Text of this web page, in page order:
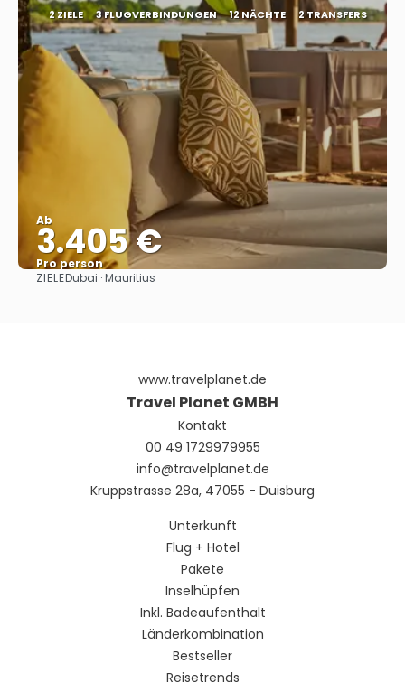
2 ZIELE 3 FLUGVERBINDUNGEN 12 NÄCHTE 2 TRANSFERS
Ab
3.405 €
Pro person
ZIELEDubai · Mauritius
www.travelplanet.de
Travel Planet GMBH
Kontakt
00 49 1729979955
info@travelplanet.de
Kruppstrasse 28a, 47055 - Duisburg
Unterkunft
Flug + Hotel
Pakete
Inselhüpfen
Inkl. Badeaufenthalt
Länderkombination
Bestseller
Reisetrends